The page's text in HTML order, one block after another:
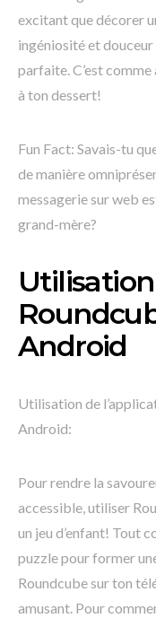
excitant que décorer
ingéniosité et
parfaite. C’est
à ton dessert!
Fun Fact: Savais-tu
de manière
messagerie sur web
grand-mère?
Android
Utilisation de
Android:
Pour rendre la
accessible, utiliser
un jeu d’enfant! Tout
puzzle pour former
Roundcube sur ton
amusant. Pour